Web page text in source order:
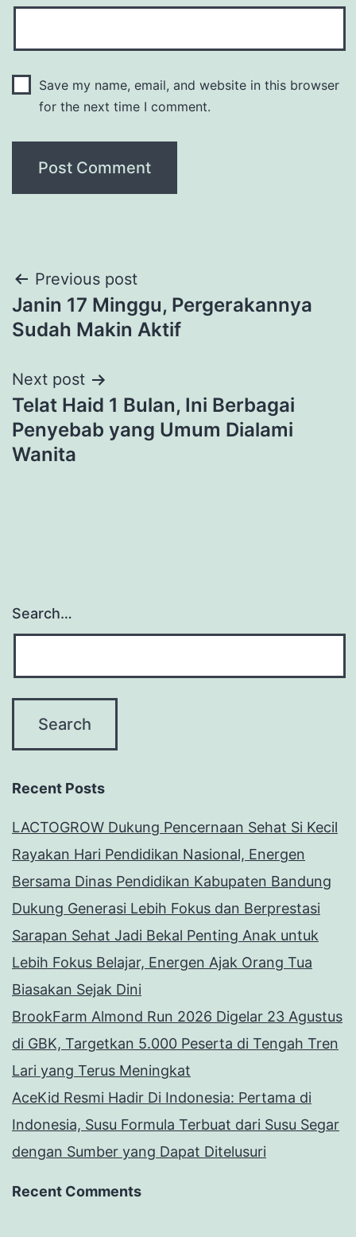
Save my name, email, and website in this browser
for the next time I comment.
Post
navigation
Previous post
Janin 17 Minggu, Pergerakannya
Sudah Makin Aktif
Next post
Telat Haid 1 Bulan, Ini Berbagai
Penyebab yang Umum Dialami
Wanita
Search…
Recent Posts
LACTOGROW Dukung Pencernaan Sehat Si Kecil
Rayakan Hari Pendidikan Nasional, Energen
Bersama Dinas Pendidikan Kabupaten Bandung
Dukung Generasi Lebih Fokus dan Berprestasi
Sarapan Sehat Jadi Bekal Penting Anak untuk
Lebih Fokus Belajar, Energen Ajak Orang Tua
Biasakan Sejak Dini
BrookFarm Almond Run 2026 Digelar 23 Agustus
di GBK, Targetkan 5.000 Peserta di Tengah Tren
Lari yang Terus Meningkat
AceKid Resmi Hadir Di Indonesia: Pertama di
Indonesia, Susu Formula Terbuat dari Susu Segar
dengan Sumber yang Dapat Ditelusuri
Recent Comments